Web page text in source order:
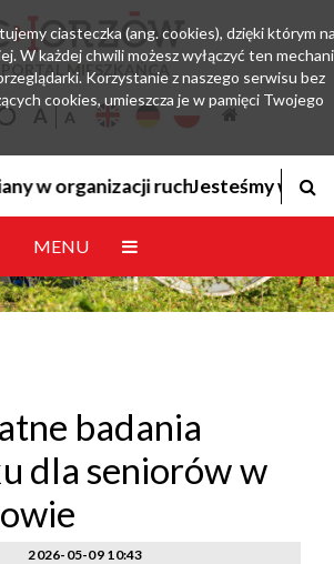
PORTAL MIESZKAŃCA
w EZD
MENU
badania
dla seniorów w
2026-05-09 10:43
ciasteczka (ang. cookies), dzięki którym
W każdej chwili możesz wyłączyć ten
Korzystanie z naszego serwisu bez
cookies, umieszcza je w pamięci Twojego